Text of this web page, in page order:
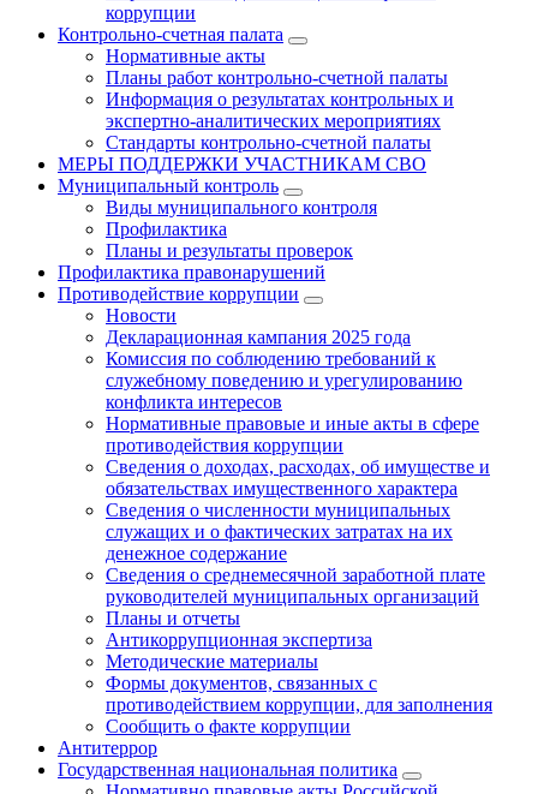
коррупции
Контрольно-счетная палата
Нормативные акты
Планы работ контрольно-счетной палаты
Информация о результатах контрольных и
экспертно-аналитических мероприятиях
Стандарты контрольно-счетной палаты
МЕРЫ ПОДДЕРЖКИ УЧАСТНИКАМ СВО
Муниципальный контроль
Виды муниципального контроля
Профилактика
Планы и результаты проверок
Профилактика правонарушений
Противодействие коррупции
Новости
Декларационная кампания 2025 года
Комиссия по соблюдению требований к
служебному поведению и урегулированию
конфликта интересов
Нормативные правовые и иные акты в сфере
противодействия коррупции
Сведения о доходах, расходах, об имуществе и
обязательствах имущественного характера
Сведения о численности муниципальных
служащих и о фактических затратах на их
денежное содержание
Сведения о среднемесячной заработной плате
руководителей муниципальных организаций
Планы и отчеты
Антикоррупционная экспертиза
Методические материалы
Формы документов, связанных с
противодействием коррупции, для заполнения
Сообщить о факте коррупции
Антитеррор
Государственная национальная политика